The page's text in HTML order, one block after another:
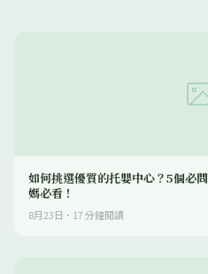
如何挑選優質的托嬰中心？5個必
媽必看！
8月23日 · 17分鐘閱讀